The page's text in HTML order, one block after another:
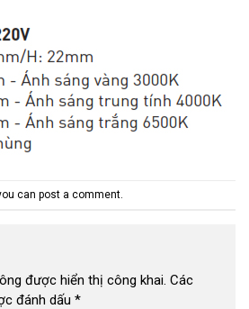
can post a comment
được hiển thị công khai. Các
đánh dấu *